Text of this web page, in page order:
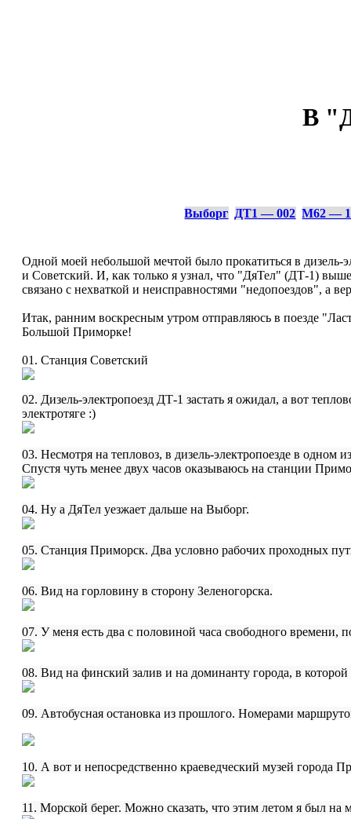
В
Выборг ДТ1 — 002 М62 —
Одной моей небольшой мечтой было прокатиться в
и Советский. И, как только я узнал, что "ДяТел" (ДТ-1)
связано с нехваткой и неисправностями "недопоездов", а
Итак, ранним воскресным утром отправляюсь в поезде
Большой Приморке!
01. Станция Советский
02. Дизель-электропоезд ДТ-1 застать я ожидал, а вот
электротяге :)
03. Несмотря на тепловоз, в дизель-электропоезде в одном
Спустя чуть менее двух часов оказываюсь на станции
04. Ну а ДяТел уезжает дальше на Выборг.
05. Станция Приморск. Два условно рабочих проходных
06. Вид на горловину в сторону Зеленогорска.
07. У меня есть два с половиной часа свободного времени,
08. Вид на финский залив и на доминанту города, в которой
09. Автобусная остановка из прошлого. Номерами
10. А вот и непосредственно краеведческий музей города
11. Морской берег. Можно сказать, что этим летом я был на